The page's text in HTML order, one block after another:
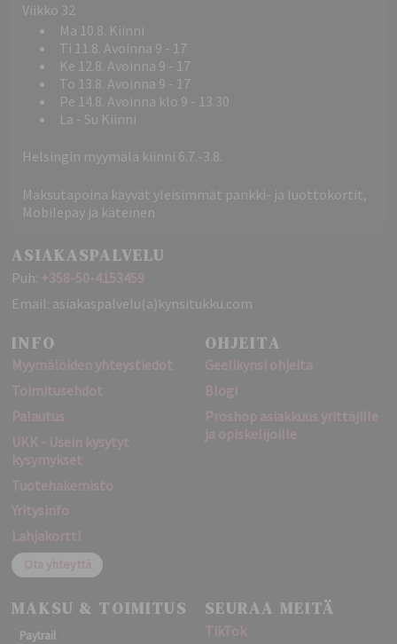
Viikko 32
Ma 10.8. Kiinni
Ti 11.8. Avoinna 9 - 17
Ke 12.8. Avoinna 9 - 17
To 13.8. Avoinna 9 - 17
Pe 14.8. Avoinna klo 9 - 13.30
La - Su Kiinni
Helsingin myymälä kiinni 6.7.-3.8.
Maksutapoina käyvät yleisimmät pankki- ja luottokortit,
Mobilepay ja käteinen
ASIAKASPALVELU
Puh: +358-50-4153459
Email: asiakaspalvelu(a)kynsitukku.com
INFO
Myymälöiden yhteystiedot
Toimitusehdot
Palautus
UKK - Usein kysytyt
kysymykset
Tuotehakemisto
Yritysinfo
Lahjakortti
OHJEITA
Geelikynsi ohjeita
Blogi
Proshop asiakkuus yrittäjille
ja opiskelijoille
MAKSU & TOIMITUS
Paytrail
SEURAA MEITÄ
TikTok